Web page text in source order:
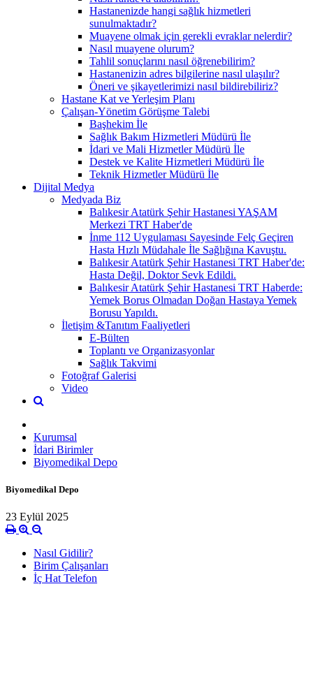
Hastanenizde hangi sağlık hizmetleri
sunulmaktadır?
Muayene olmak için gerekli evraklar nelerdir?
Nasıl muayene olurum?
Tahlil sonuçlarını nasıl öğrenebilirim?
Hastanenizin adres bilgilerine nasıl ulaşılır?
Öneri ve şikayetlerimizi nasıl bildirebiliriz?
Hastane Kat ve Yerleşim Planı
Çalışan-Yönetim Görüşme Talebi
Başhekim İle
Sağlık Bakım Hizmetleri Müdürü İle
İdari ve Mali Hizmetler Müdürü İle
Destek ve Kalite Hizmetleri Müdürü İle
Teknik Hizmetler Müdürü İle
Dijital Medya
Medyada Biz
Balıkesir Atatürk Şehir Hastanesi YAŞAM
Merkezi TRT Haber'de
İnme 112 Uygulaması Sayesinde Felç Geçiren
Hasta Hızlı Müdahale İle Sağlığına Kavuştu.
Balıkesir Atatürk Şehir Hastanesi TRT Haber'de:
Hasta Değil, Doktor Sevk Edildi.
Balıkesir Atatürk Şehir Hastanesi TRT Haberde:
Yemek Borus Olmadan Doğan Hastaya Yemek
Borusu Yapıldı.
İletişim &Tanıtım Faaliyetleri
E-Bülten
Toplantı ve Organizasyonlar
Sağlık Takvimi
Fotoğraf Galerisi
Video
Kurumsal
İdari Birimler
Biyomedikal Depo
Biyomedikal Depo
23 Eylül 2025
Nasıl Gidilir?
Birim Çalışanları
İç Hat Telefon